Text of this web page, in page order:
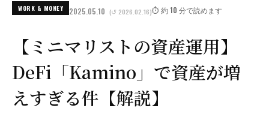
WORK & MONEY 2025.05.10 (↺ 2026.02.16)⏱️ 約 10 分で読めます
【ミニマリストの資産運用】
DeFi「Kamino」で資産が増
えすぎる件【解説】